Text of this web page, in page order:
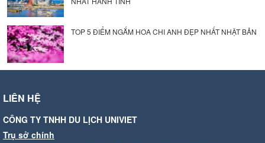
TOP 5 ĐIỂM NGẮM HOA CHI ANH ĐẸP NHẤT NHẬT BẢN
LIÊN HỆ
CÔNG TY TNHH DU LỊCH UNIVIET
Trụ sở chính